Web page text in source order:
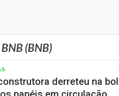
(BNB)
derreteu na